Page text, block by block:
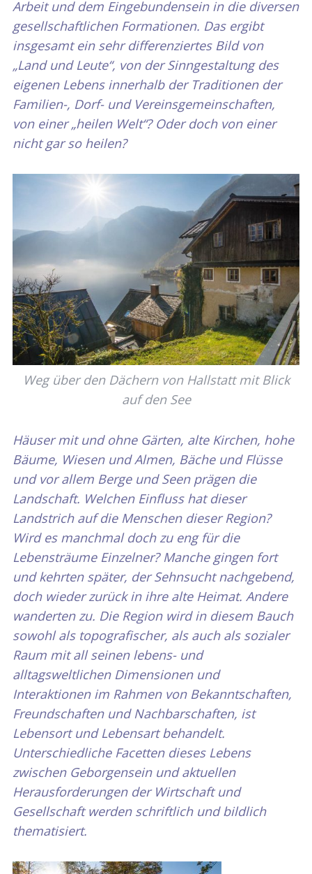
Arbeit und dem Eingebundensein in die diversen
gesellschaftlichen Formationen. Das ergibt
insgesamt ein sehr differenziertes Bild von
„Land und Leute“, von der Sinngestaltung des
eigenen Lebens innerhalb der Traditionen der
Familien-, Dorf- und Vereinsgemeinschaften,
von einer „heilen Welt“? Oder doch von einer
nicht gar so heilen?
Weg über den Dächern von Hallstatt mit Blick
auf den See
Häuser mit und ohne Gärten, alte Kirchen, hohe
Bäume, Wiesen und Almen, Bäche und Flüsse
und vor allem Berge und Seen prägen die
Landschaft. Welchen Einfluss hat dieser
Landstrich auf die Menschen dieser Region?
Wird es manchmal doch zu eng für die
Lebensträume Einzelner? Manche gingen fort
und kehrten später, der Sehnsucht nachgebend,
doch wieder zurück in ihre alte Heimat. Andere
wanderten zu. Die Region wird in diesem Bauch
sowohl als topografischer, als auch als sozialer
Raum mit all seinen lebens- und
alltagsweltlichen Dimensionen und
Interaktionen im Rahmen von Bekanntschaften,
Freundschaften und Nachbarschaften, ist
Lebensort und Lebensart behandelt.
Unterschiedliche Facetten dieses Lebens
zwischen Geborgensein und aktuellen
Herausforderungen der Wirtschaft und
Gesellschaft werden schriftlich und bildlich
thematisiert.